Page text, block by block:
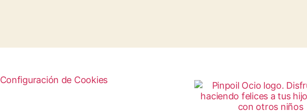
Configuración de Cookies